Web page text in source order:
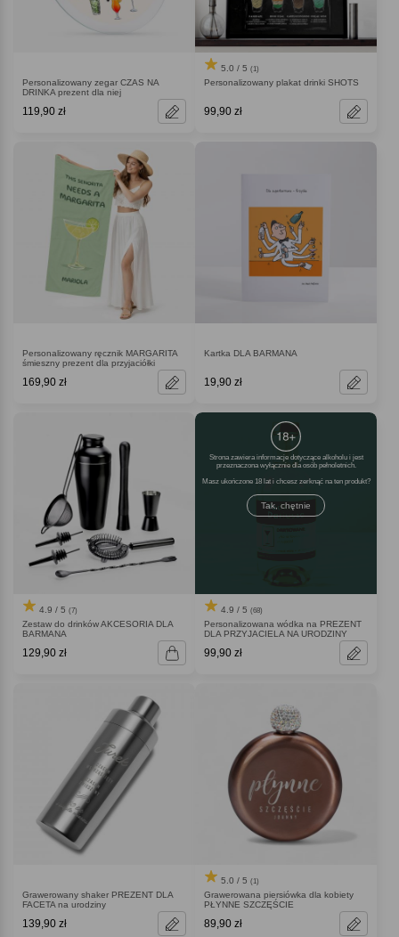
Personalizowany zegar CZAS NA
DRINKA prezent dla niej
119,90 zł
5.0 / 5 (1)
Personalizowany plakat drinki SHOTS
99,90 zł
Personalizowany ręcznik MARGARITA
śmieszny prezent dla przyjaciółki
169,90 zł
Kartka DLA BARMANA
19,90 zł
4.9 / 5 (7)
Zestaw do drinków AKCESORIA DLA
BARMANA
129,90 zł
Strona zawiera informacje dotyczące alkoholu i jest
przeznaczona wyłącznie dla osób pełnoletnich.
Masz ukończone 18 lat i chcesz zerknąć na ten produkt
Tak, chętnie
4.9 / 5 (68)
Personalizowana wódka na PREZENT
DLA PRZYJACIELA NA URODZINY
99,90 zł
Grawerowany shaker PREZENT DLA
FACETA na urodziny
139,90 zł
5.0 / 5 (1)
Grawerowana piersiówka dla kobiety
PŁYNNE SZCZĘŚCIE
89,90 zł